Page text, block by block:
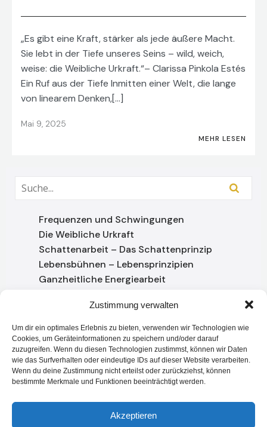
Zustimmung verwalten
Um dir ein optimales Erlebnis zu bieten, verwenden wir Technologien wie
Cookies, um Geräteinformationen zu speichern und/oder darauf
zuzugreifen. Wenn du diesen Technologien zustimmst, können wir Daten
wie das Surfverhalten oder eindeutige IDs auf dieser Website verarbeiten.
Wenn du deine Zustimmung nicht erteilst oder zurückziehst, können
bestimmte Merkmale und Funktionen beeinträchtigt werden.
Akzeptieren
„Es gibt eine Kraft, stärker als jede äußere Macht.
Sie lebt in der Tiefe unseres Seins – wild, weich,
weise: die Weibliche Urkraft.“– Clarissa Pinkola Estés
Ein Ruf aus der Tiefe Inmitten einer Welt, die lange
von linearem Denken,[…]
Mai 9, 2025
MEHR LESEN
Frequenzen und Schwingungen
Die Weibliche Urkraft
Schattenarbeit – Das Schattenprinzip
Lebensbühnen – Lebensprinzipien
Ganzheitliche Energiearbeit
Akaschachronik
letzte Kommentare
Es sind keine Kommentare vorhanden.